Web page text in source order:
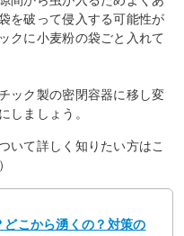
を破って侵入する可能性が
クに小麦粉の袋ごと入れて
ック製の密閉容器に移し変
しましょう。
いて詳しく知りたい方はこ
こから湧くの？対策の